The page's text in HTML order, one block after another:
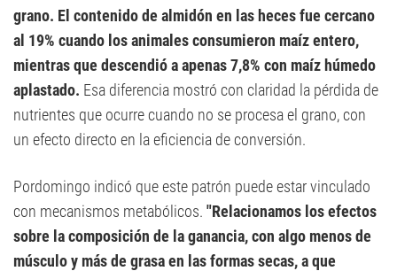
grano. El contenido de almidón en las heces fue cercano
al 19% cuando los animales consumieron maíz entero,
mientras que descendió a apenas 7,8% con maíz húmedo
aplastado. Esa diferencia mostró con claridad la pérdida de
nutrientes que ocurre cuando no se procesa el grano, con
un efecto directo en la eficiencia de conversión.
Pordomingo indicó que este patrón puede estar vinculado
con mecanismos metabólicos. "Relacionamos los efectos
sobre la composición de la ganancia, con algo menos de
músculo y más de grasa en las formas secas, a que